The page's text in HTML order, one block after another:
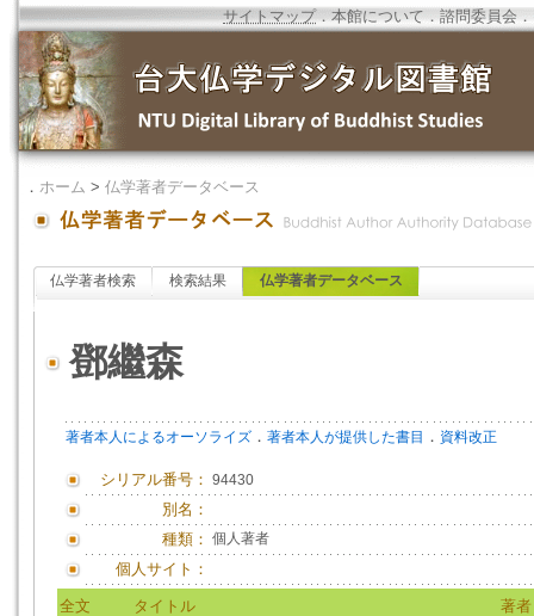
サイトマップ．本館について ．諮問委員会 ．
． ホーム > 仏学著者データベース
仏学著者検索 検索結果 仏学著者データベース
鄧繼森
著者本人によるオーソライズ ． 著者本人が提供した書目 ． 資料改正
シリアル番号： 94430
別名：
種類： 個人著者
個人サイト：
全文 タイトル 著者